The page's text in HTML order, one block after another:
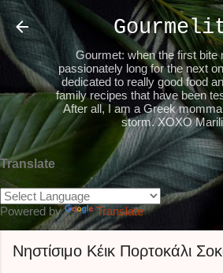
Skip to main
Gourmet: when the first bite
passionately long for the next
dedicated to really good food
family recipes that have been
After all, I am a Greek
storm. XOXO
Translate
Powered by Translate
Νηστίσιμο Κέικ Πορτοκάλι